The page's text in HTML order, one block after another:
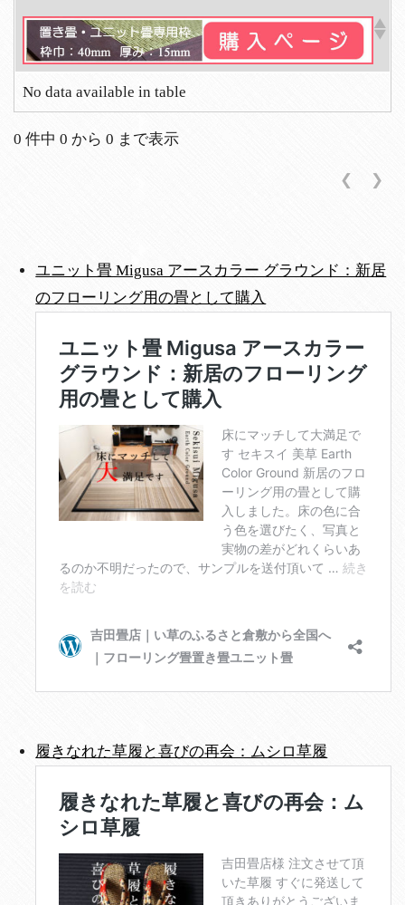
No data available in table
0 件中 0 から 0 まで表示
❮ ❯
ユニット畳 Migusa アースカラー グラウンド：新居
のフローリング用の畳として購入
履きなれた草履と喜びの再会：ムシロ草履